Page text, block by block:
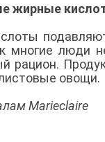
жирные
многие люди
рацион.
овощи.
Marieclaire